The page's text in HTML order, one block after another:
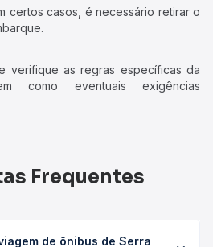
certos casos, é necessário retirar o
verifique as regras específicas da
como eventuais exigências
Frequentes
de ônibus de Serra